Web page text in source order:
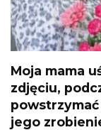
Moja mama
zdjęciu,
powstrzymać
jego